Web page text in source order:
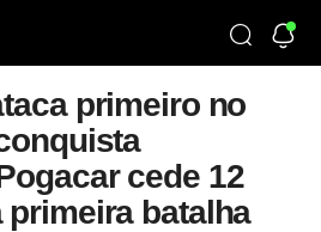
primeiro no
cede 12
batalha